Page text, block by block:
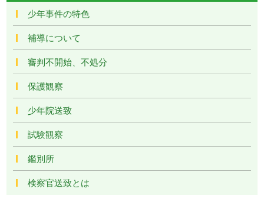
少年事件の特色
補導について
審判不開始、不処分
保護観察
少年院送致
試験観察
鑑別所
検察官送致とは